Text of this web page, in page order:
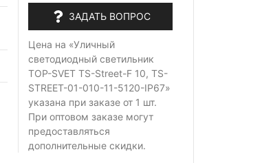
ЗАДАТЬ ВОПРОС
Цена на «Уличный
светодиодный светильник
TOP-SVET TS-Street-F 10, TS-
STREET-01-010-11-5120-IP67»
указана при заказе от 1 шт.
При оптовом заказе могут
предоставляться
дополнительные скидки.